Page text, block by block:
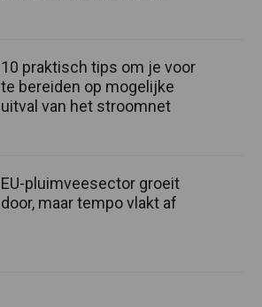
10 praktisch tips om je voor
te bereiden op mogelijke
uitval van het stroomnet
EU-pluimveesector groeit
door, maar tempo vlakt af